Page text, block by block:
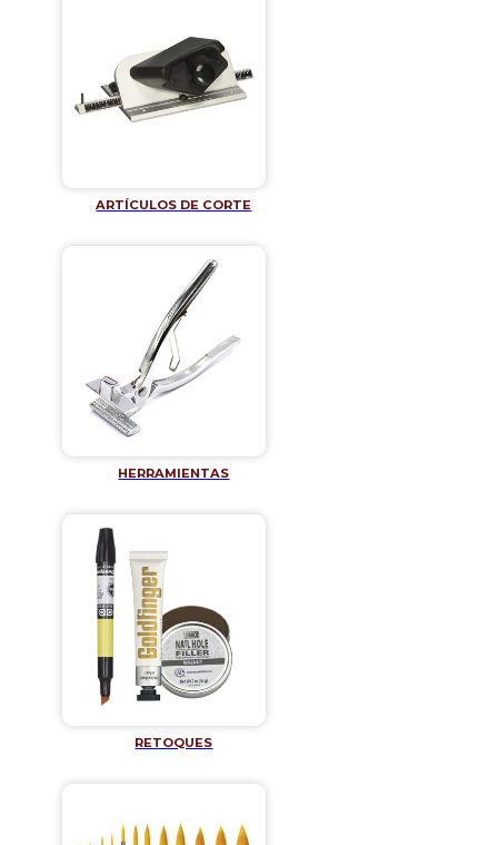
ARTÍCULOS DE CORTE
HERRAMIENTAS
RETOQUES